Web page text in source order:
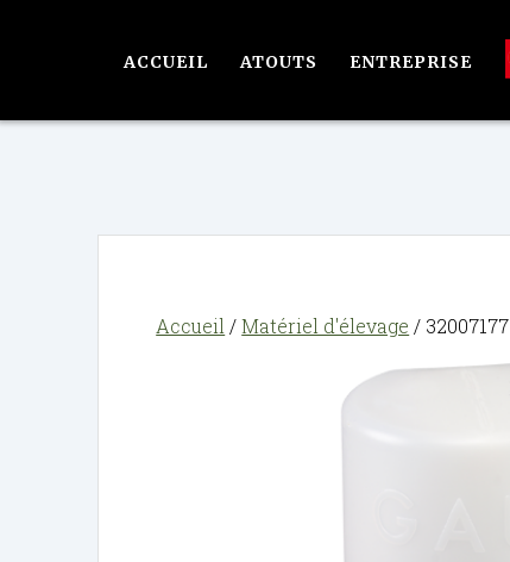
ACCUEIL ATOUTS ENTREPRISE
Accueil /Matériel d'élevage / 32007177